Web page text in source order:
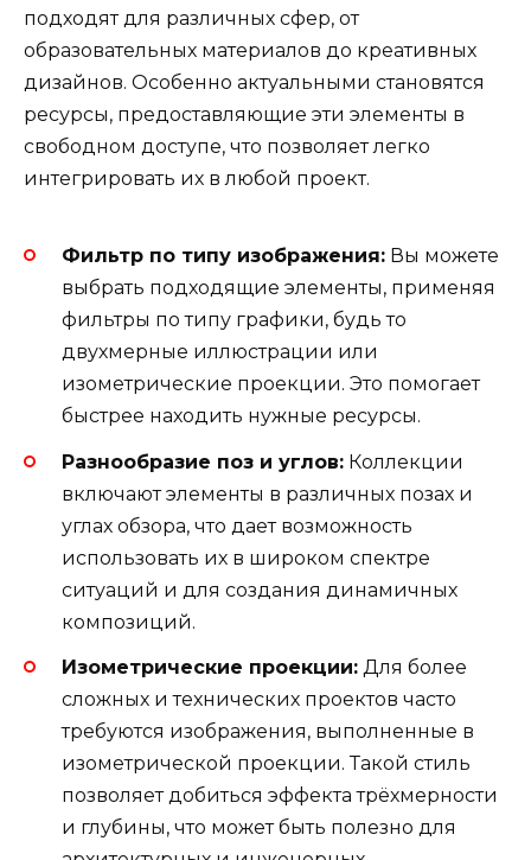
подходят для различных сфер, от
образовательных материалов до креативных
дизайнов. Особенно актуальными становятся
ресурсы, предоставляющие эти элементы в
свободном доступе, что позволяет легко
интегрировать их в любой проект.
Фильтр по типу изображения: Вы можете
выбрать подходящие элементы, применяя
фильтры по типу графики, будь то
двухмерные иллюстрации или
изометрические проекции. Это помогает
быстрее находить нужные ресурсы.
Разнообразие поз и углов: Коллекции
включают элементы в различных позах и
углах обзора, что дает возможность
использовать их в широком спектре
ситуаций и для создания динамичных
композиций.
Изометрические проекции: Для более
сложных и технических проектов часто
требуются изображения, выполненные в
изометрической проекции. Такой стиль
позволяет добиться эффекта трёхмерности
и глубины, что может быть полезно для